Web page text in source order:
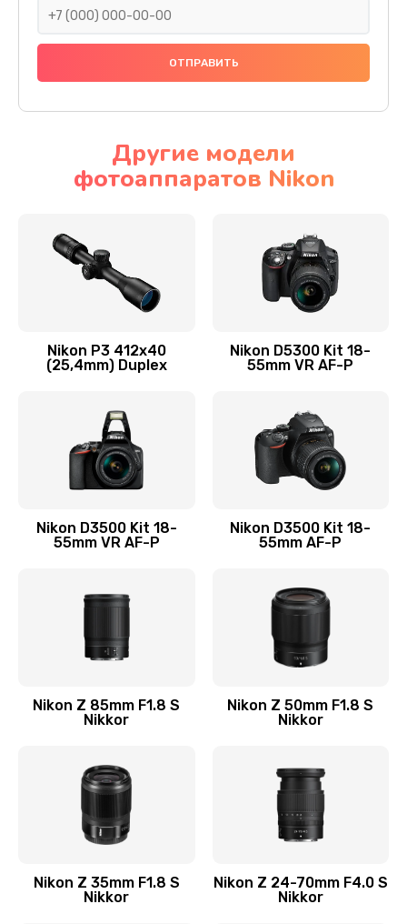
Другие модели
фотоаппаратов Nikon
Nikon P3 412x40
(25,4mm) Duplex
Nikon D5300 Kit 18-
55mm VR AF-P
Nikon D3500 Kit 18-
55mm VR AF-P
Nikon D3500 Kit 18-
55mm AF-P
Nikon Z 85mm F1.8 S
Nikkor
Nikon Z 50mm F1.8 S
Nikkor
Nikon Z 35mm F1.8 S
Nikkor
Nikon Z 24-70mm F4.0 S
Nikkor